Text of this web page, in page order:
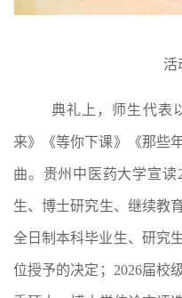
活
典礼上，师生代表
来》《等你下课》《那些
曲。贵州中医药大学宣读
生、博士研究生、继续教
全日制本科毕业生、研究
位授予的决定；2026届校